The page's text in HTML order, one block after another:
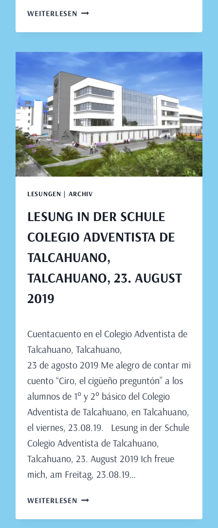
WEITERLESENLESUNG
DER
COLEGIO
CENTRAL,
HUALPÉN,
23.
AUGUST
2019
LESUNGEN | ARCHIV
LESUNG IN DER SCHULE
COLEGIO ADVENTISTA DE
TALCAHUANO,
TALCAHUANO, 23. AUGUST
2019
Claudia
Engeler
Cuentacuento en el Colegio Adventista de
Talcahuano, Talcahuano,
23 de agosto 2019 Me alegro de contar mi
cuento “Ciro, el cigüeño preguntón” a los
alumnos de 1° y 2° básico del Colegio
Adventista de Talcahuano, en Talcahuano,
el viernes, 23.08.19. Lesung in der Schule
Colegio Adventista de Talcahuano,
Talcahuano, 23. August 2019 Ich freue
mich, am Freitag, 23.08.19…
WEITERLESENLESUNG
DER